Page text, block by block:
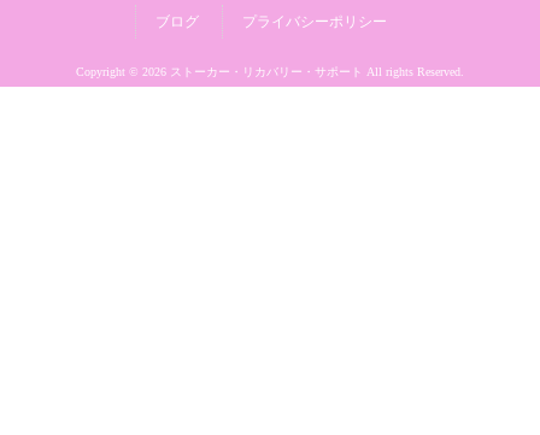
ブログ プライバシーポリシー
Copyright © 2026 ストーカー・リカバリー・サポート All rights Reserved.